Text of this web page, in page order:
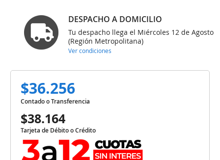
DESPACHO A DOMICILIO
Tu despacho llega el Miércoles 12 de Agosto
(Región Metropolitana)
Ver condiciones
$36.256
Contado o Transferencia
$38.164
Tarjeta de Débito o Crédito